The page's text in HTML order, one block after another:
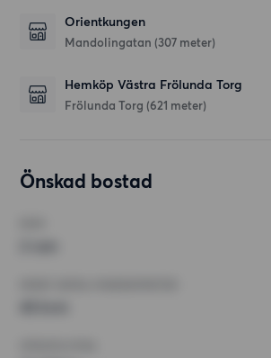
Orientkungen
Mandolingatan (307 meter)
Hemköp Västra Frölunda Torg
Frölunda Torg (621 meter)
Önskad bostad